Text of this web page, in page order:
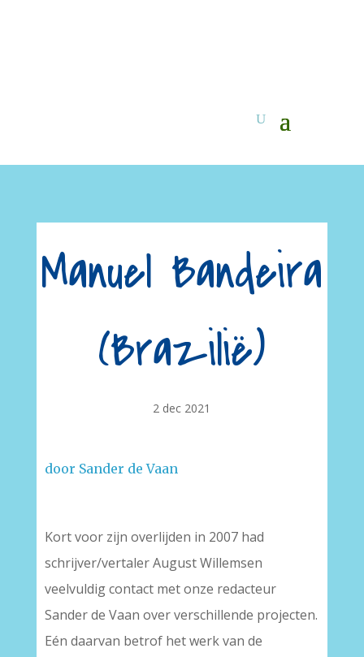
Manuel Bandeira
(Brazilië)
2 dec 2021
door Sander de Vaan
Kort voor zijn overlijden in 2007 had
schrijver/vertaler August Willemsen
veelvuldig contact met onze redacteur
Sander de Vaan over verschillende projecten.
Eén daarvan betrof het werk van de